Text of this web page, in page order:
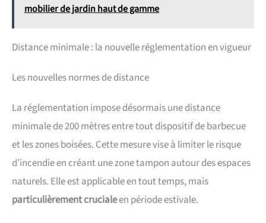
mobilier de jardin haut de gamme
Distance minimale : la nouvelle réglementation en vigueur
Les nouvelles normes de distance
La réglementation impose désormais une distance
minimale de 200 mètres entre tout dispositif de barbecue
et les zones boisées. Cette mesure vise à limiter le risque
d’incendie en créant une zone tampon autour des espaces
naturels. Elle est applicable en tout temps, mais
particulièrement crucialeen période estivale.